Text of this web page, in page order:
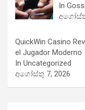
In
අගෝස්තු
QuickWin Casino
el Jugador Moderno
In Uncategorized
අගෝස්තු 7, 2026